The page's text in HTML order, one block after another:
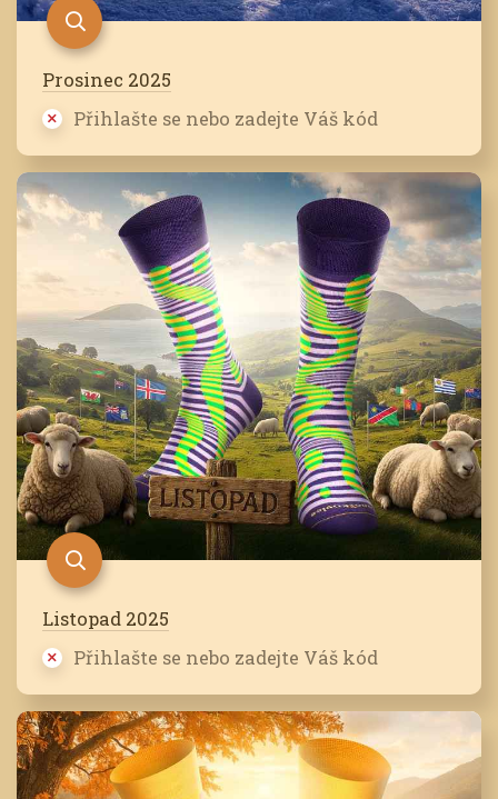
Prosinec 2025
Přihlašte se nebo zadejte Váš kód
Listopad 2025
Přihlašte se nebo zadejte Váš kód